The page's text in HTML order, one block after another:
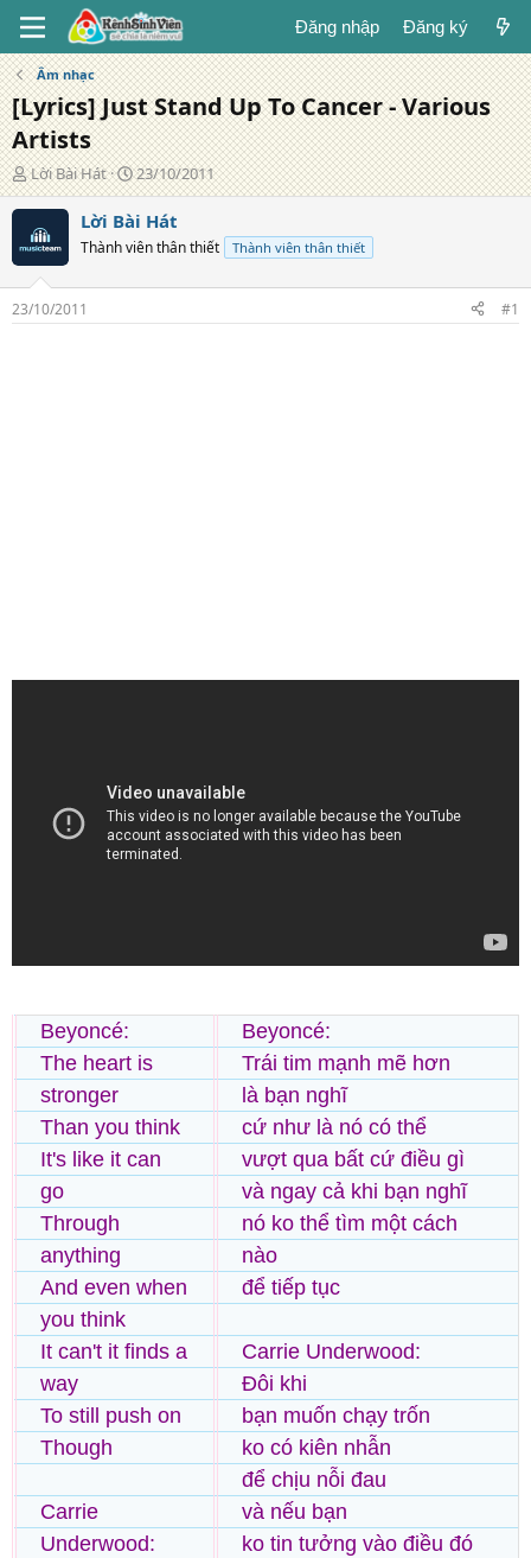
Đăng nhập Đăng ký
Âm nhạc
[Lyrics] Just Stand Up To Cancer - Various
Artists
T
á
c
g
i
ả
Lời Bài Hát
N
g
à
y
đ
g
23/10/2011
Lời Bài Hát
Thành viên thân thiết Thành viên thân thiết
23/10/2011 #1
Beyoncé:
The heart is
stronger
Than you think
It's like it can
go
Through
anything
And even when
you think
It can't it finds a
way
To still push on
Though
Carrie
Underwood:
Beyoncé:
Trái tim mạnh mẽ hơn
là bạn nghĩ
cứ như là nó có thể
vượt qua bất cứ điều gì
và ngay cả khi bạn nghĩ
nó ko thể tìm một cách
nào
để tiếp tục
Carrie Underwood:
Đôi khi
bạn muốn chạy trốn
ko có kiên nhẫn
để chịu nỗi đau
và nếu bạn
ko tin tưởng vào điều đó